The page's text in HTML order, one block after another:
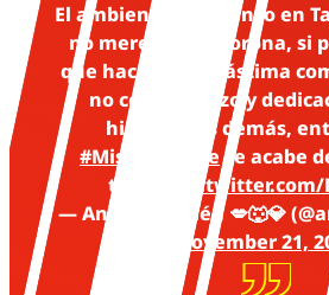
El ambiente está tenso en
no merecía esa corona, si
que hacerlo con lástima
no con esfuerzo y
hicieron las demás,
#MissUniversese acabe
todas.
— Andrés Guillén 💋🐺💎
November 21,